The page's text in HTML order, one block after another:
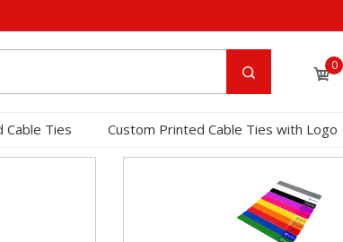
0
Cable Ties
Custom Printed Cable Ties with Logo